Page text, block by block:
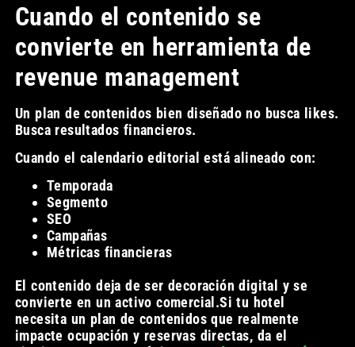
Cuando el contenido se
convierte en herramienta de
revenue management
Un plan de contenidos bien diseñado no busca likes.
Busca resultados financieros.
Cuando el calendario editorial está alineado con:
Temporada
Segmento
SEO
Campañas
Métricas financieras
El contenido deja de ser decoración digital y se
convierte en un activo comercial.Si tu hotel
necesita un plan de contenidos que realmente
impacte ocupación y reservas directas, da el